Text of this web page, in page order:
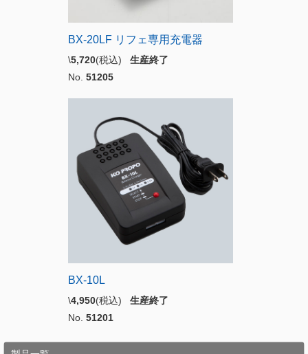
BX-20LF リフェ専用充電器
\5,720(税込) 生産終了
No. 51205
BX-10L
\4,950(税込) 生産終了
No. 51201